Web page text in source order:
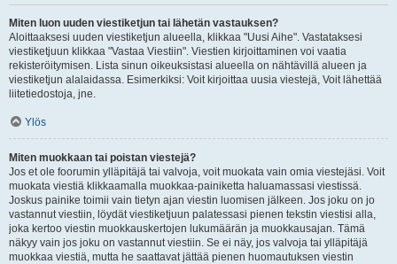
Miten luon uuden viestiketjun tai lähetän vastauksen?
Aloittaaksesi uuden viestiketjun alueella, klikkaa "Uusi Aihe". Vastataksesi
viestiketjuun klikkaa "Vastaa Viestiin". Viestien kirjoittaminen voi vaatia
rekisteröitymisen. Lista sinun oikeuksistasi alueella on nähtävillä alueen ja
viestiketjun alalaidassa. Esimerkiksi: Voit kirjoittaa uusia viestejä, Voit lähettää
liitetiedostoja, jne.
Ylös
Miten muokkaan tai poistan viestejä?
Jos et ole foorumin ylläpitäjä tai valvoja, voit muokata vain omia viestejäsi. Voit
muokata viestiä klikkaamalla muokkaa-painiketta haluamassasi viestissä.
Joskus painike toimii vain tietyn ajan viestin luomisen jälkeen. Jos joku on jo
vastannut viestiin, löydät viestiketjuun palatessasi pienen tekstin viestisi alla,
joka kertoo viestin muokkauskertojen lukumäärän ja muokkausajan. Tämä
näkyy vain jos joku on vastannut viestiin. Se ei näy, jos valvoja tai ylläpitäjä
muokkaa viestiä, mutta he saattavat jättää pienen huomautuksen viestin